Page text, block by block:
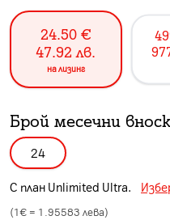
24.50 €
47.92 лв.
на лизинг
Брой месечни
24
С план Unlimited Ultra.
(1€ = 1.95583 лева)